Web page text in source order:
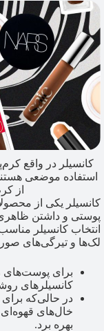
کانسیلر در واقع
استفاده موضعی
از
کانسیلر یکی از
پوستی و داشتن
انتخاب کانسیلر
لک‌ها و تیرگی‌های
برای پوست‌های
کانسیلرهای
در حالی‌که
خال‌های قهوه‌ای
بهره برد.